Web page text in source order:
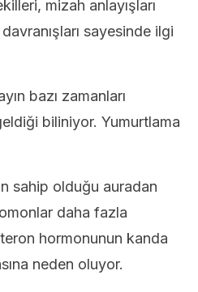
mizah anlayışları
sayesinde ilgi
bazı zamanları
biliniyor. Yumurtlama
sahip olduğu auradan
daha fazla
hormonunun kanda
neden oluyor.